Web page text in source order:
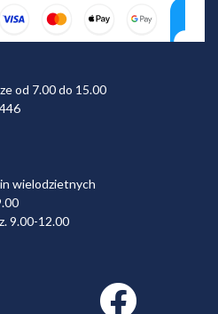
od 7.00 do 15.00
wielodzietnych
9.00-12.00
Facebook link